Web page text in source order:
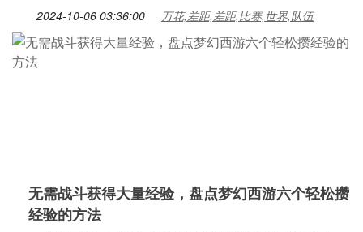
2024-10-06 03:36:00 万花,差距,差距,比赛,世界,队伍
无需战斗获得大量经验，盘点梦幻西游六个轻松攒
经验的方法